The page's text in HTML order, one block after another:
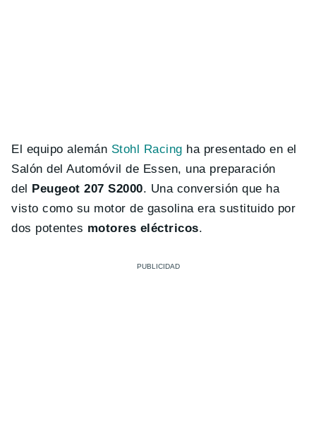
El equipo alemán Stohl Racing ha presentado en el
Salón del Automóvil de Essen, una preparación
del
Peugeot 207 S2000. Una conversión que ha
visto como su motor de gasolina era sustituido por
dos potentes motores eléctricos.